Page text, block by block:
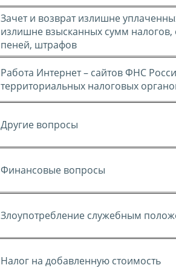
Зачет и возврат излишне
излишне взысканных сумм налогов,
пеней, штрафов
Работа Интернет – сайтов ФНС
территориальных налоговых
Другие вопросы
Финансовые вопросы
Злоупотребление служебным
Налог на добавленную стоимость